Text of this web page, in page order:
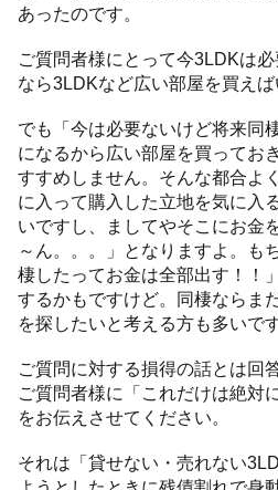
あったのです。
ご質問者様にとって今3LDKは
なら3LDKなど広い部屋を買えば
でも「今は必要ないけど将来同
になるから広い部屋を買ってお
すすめしません。そんな都合よ
に入って購入した立地を気に入
いですし、ましてやそこにお金
～ん。。。」となりますよ。も
棲したってお金は全部出す！！
するかもですけど。同棲ならま
を探したいと考える方も多いで
ご質問に対する損得の話とは回
ご質問者様に「これだけは絶対
をお伝えさせてください。
それは「貸せない・売れない